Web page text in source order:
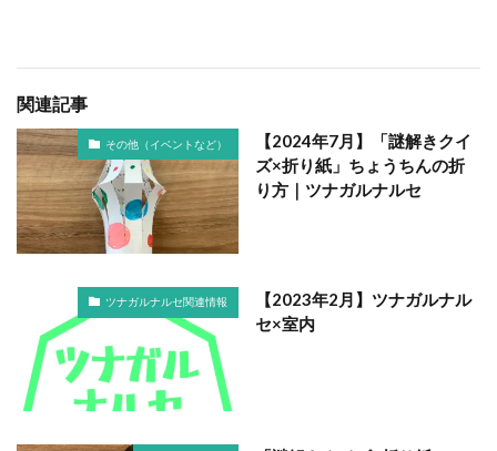
関連記事
その他（イベントなど）
【2024年7月】「謎解きクイ
ズ×折り紙」ちょうちんの折
り方｜ツナガルナルセ
ツナガルナルセ関連情報
【2023年2月】ツナガルナル
セ×室内